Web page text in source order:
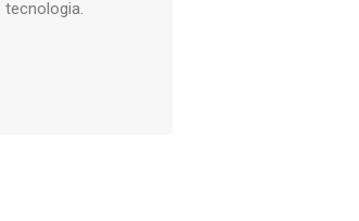
tecnologia.